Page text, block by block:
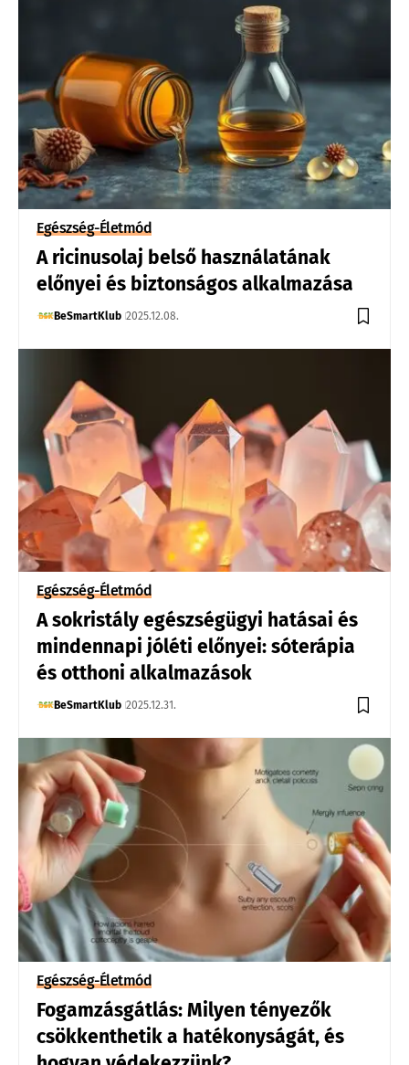
Egészség-Életmód
A ricinusolaj belső használatának
előnyei és biztonságos alkalmazása
BeSmartKlub 2025.12.08.
Egészség-Életmód
A sokristály egészségügyi hatásai és
mindennapi jóléti előnyei: sóterápia
és otthoni alkalmazások
BeSmartKlub 2025.12.31.
Egészség-Életmód
Fogamzásgátlás: Milyen tényezők
csökkenthetik a hatékonyságát, és